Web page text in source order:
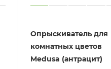
Опрыскиватель для
комнатных цветов
Medusa (антрацит)